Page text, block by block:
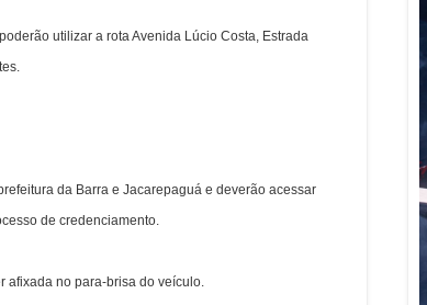
utilizar a rota Avenida Lúcio Costa, Estrada
da Barra e Jacarepaguá e deverão acessar
de credenciamento.
afixada no para-brisa do veículo.